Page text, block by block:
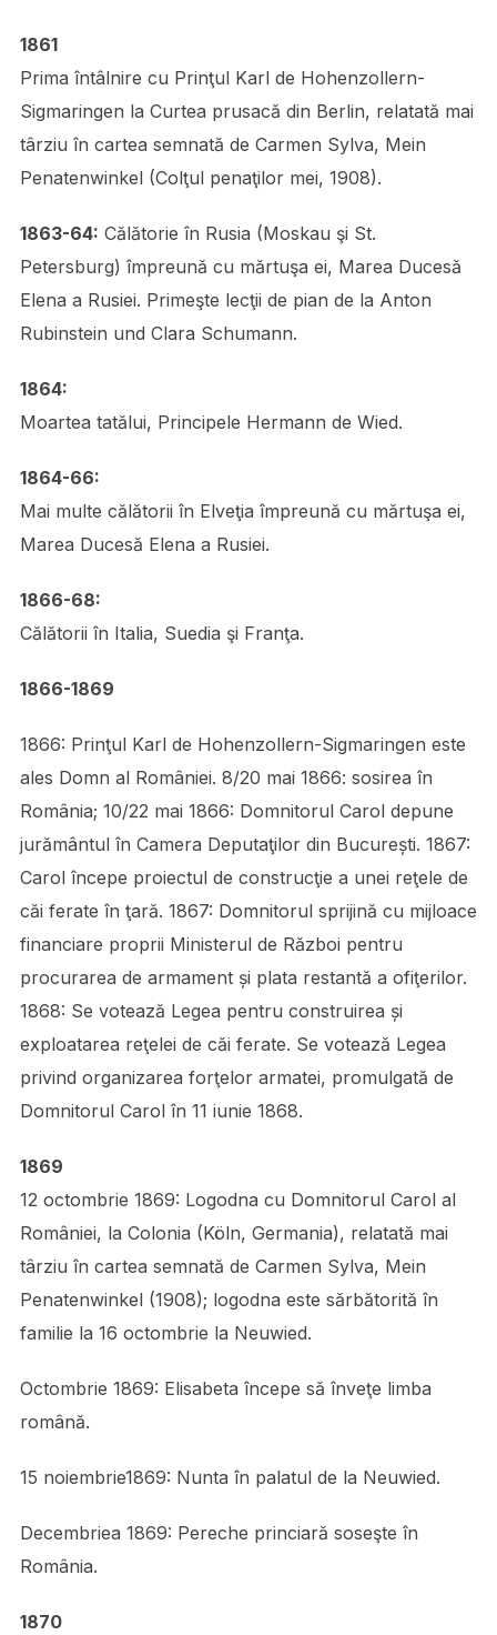
1861
Prima întâlnire cu Prinţul Karl de Hohenzollern-
Sigmaringen la Curtea prusacă din Berlin, relatată mai
târziu în cartea semnată de Carmen Sylva, Mein
Penatenwinkel (Colţul penaţilor mei, 1908).
1863-64: Călătorie în Rusia (Moskau şi St.
Petersburg) împreună cu mărtuşa ei, Marea Ducesă
Elena a Rusiei. Primeşte lecţii de pian de la Anton
Rubinstein und Clara Schumann.
1864:
Moartea tatălui, Principele Hermann de Wied.
1864-66:
Mai multe călătorii în Elveţia împreună cu mărtuşa ei,
Marea Ducesă Elena a Rusiei.
1866-68:
Călătorii în Italia, Suedia şi Franţa.
1866-1869
1866: Prinţul Karl de Hohenzollern-Sigmaringen este
ales Domn al României. 8/20 mai 1866: sosirea în
România; 10/22 mai 1866: Domnitorul Carol depune
jurământul în Camera Deputaţilor din București. 1867:
Carol începe proiectul de construcţie a unei reţele de
căi ferate în ţară. 1867: Domnitorul sprijină cu mijloace
financiare proprii Ministerul de Război pentru
procurarea de armament și plata restantă a ofiţerilor.
1868: Se votează Legea pentru construirea și
exploatarea reţelei de căi ferate. Se votează Legea
privind organizarea forţelor armatei, promulgată de
Domnitorul Carol în 11 iunie 1868.
1869
12 octombrie 1869: Logodna cu Domnitorul Carol al
României, la Colonia (Köln, Germania), relatată mai
târziu în cartea semnată de Carmen Sylva, Mein
Penatenwinkel (1908); logodna este sărbătorită în
familie la 16 octombrie la Neuwied.
Octombrie 1869: Elisabeta începe să înveţe limba
română.
15 noiembrie1869: Nunta în palatul de la Neuwied.
Decembriea 1869: Pereche princiară soseşte în
România.
1870